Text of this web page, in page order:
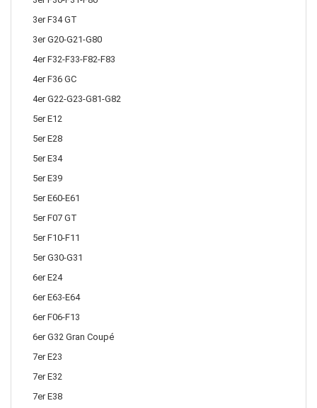
3er F34 GT
3er G20-G21-G80
4er F32-F33-F82-F83
4er F36 GC
4er G22-G23-G81-G82
5er E12
5er E28
5er E34
5er E39
5er E60-E61
5er F07 GT
5er F10-F11
5er G30-G31
6er E24
6er E63-E64
6er F06-F13
6er G32 Gran Coupé
7er E23
7er E32
7er E38